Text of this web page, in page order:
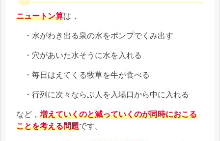
ニュートン算は，
・水がわき出る泉の水をポンプでくみ出す
・穴があいた水そうに水を入れる
・毎日はえてくる牧草を牛が食べる
・行列に次々ならぶ人を入場口から中に入れる
など， 増えていくのと減っていくのが同時におこる
ことを考える問題です。